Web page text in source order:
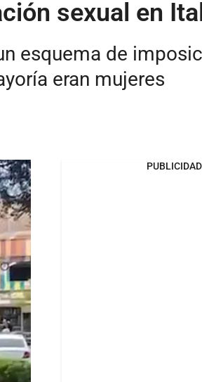
sexual en
esquema de
eran mujeres
PUBLICIDAD